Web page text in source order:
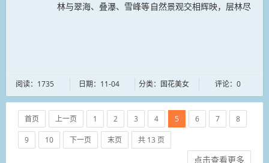
林与翠海、叠瀑、雪峰等自然景观交相辉映，层林尽
阅读：1735 日期：11-04 分类：国花美女 评论：0
首页 上一页 1 2 3 4 5 6 7 8
9 10 下一页 末页 共 13 页
点击查看更多